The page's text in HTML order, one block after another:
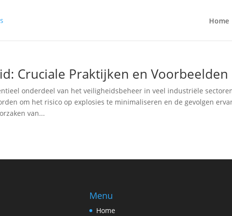
Home
Cruciale Praktijken en Voorbeelden
onderdeel van het veiligheidsbeheer in veel industriële
om het risico op explosies te minimaliseren en de gevolgen
van...
Menu
Home